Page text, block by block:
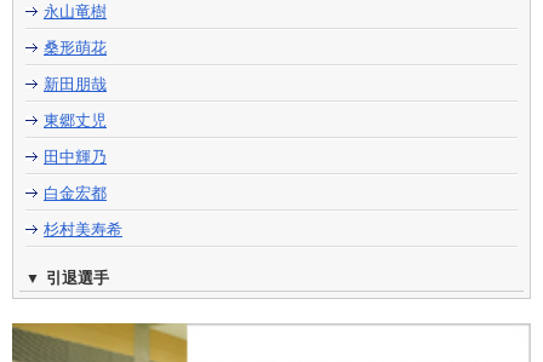
永山竜樹
桑形萌花
新田朋哉
東郷丈児
田中輝乃
白金宏都
杉村美寿希
引退選手